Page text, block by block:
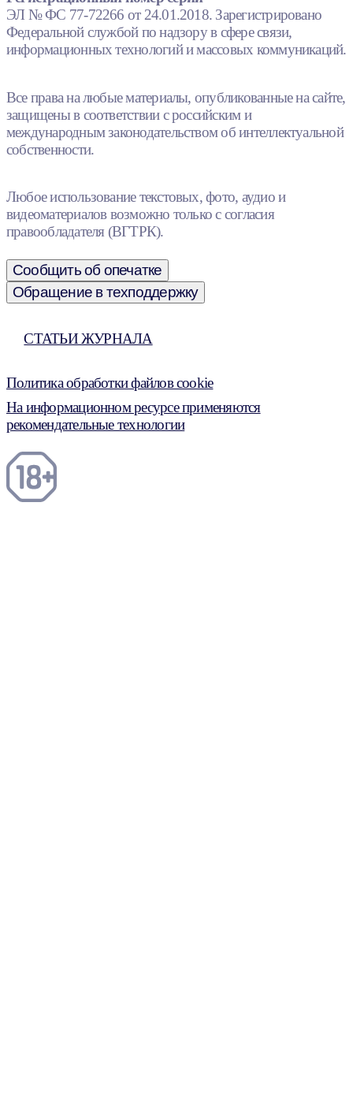
ЭЛ № ФС 77-72266 от 24.01.2018. Зарегистрировано
Федеральной службой по надзору в сфере связи,
информационных технологий и массовых коммуникаций.
Все права на любые материалы, опубликованные на сайте,
защищены в соответствии с российским и
международным законодательством об интеллектуальной
собственности.
Любое использование текстовых, фото, аудио и
видеоматериалов возможно только с согласия
правообладателя (ВГТРК).
Сообщить об опечатке
Обращение в техподдержку
СТАТЬИ ЖУРНАЛА
Политика обработки файлов cookie
На информационном ресурсе применяются
рекомендательные технологии